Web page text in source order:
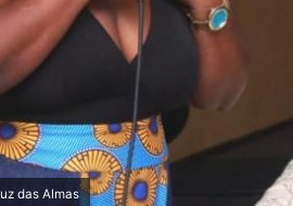
das Almas